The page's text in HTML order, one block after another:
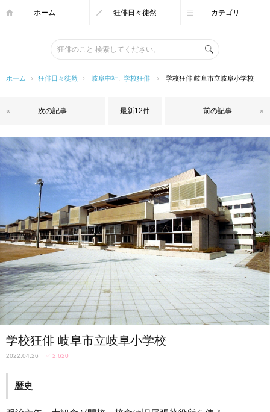
ホーム 狂俳日々徒然 カテゴリ
ホーム › 狂俳日々徒然 › 岐阜中社 学校狂俳 › 学校狂俳 岐阜市立岐阜小学校
次の記事
« 最新12件 前の記事 »
学校狂俳 岐阜市立岐阜小学校
2022.04.26 ✓ 2,620
歴史